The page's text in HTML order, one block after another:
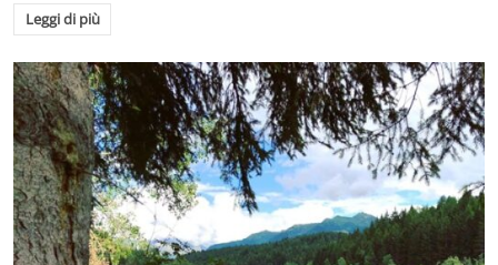
Leggi di più